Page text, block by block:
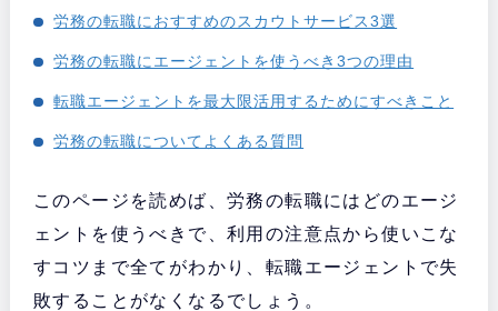
労務の転職におすすめのスカウトサービス3選
労務の転職にエージェントを使うべき3つの理由
転職エージェントを最大限活用するためにすべきこと
労務の転職についてよくある質問
このページを読めば、労務の転職にはどのエージ
ェントを使うべきで、利用の注意点から使いこな
すコツまで全てがわかり、転職エージェントで失
敗することがなくなるでしょう。